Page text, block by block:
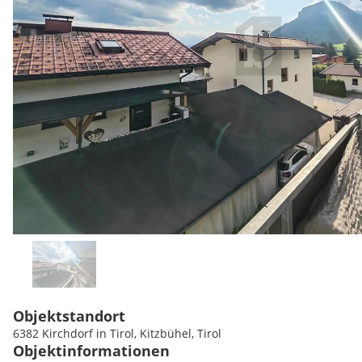
Objektstandort
6382 Kirchdorf in Tirol, Kitzbühel, Tirol
Objektinformationen